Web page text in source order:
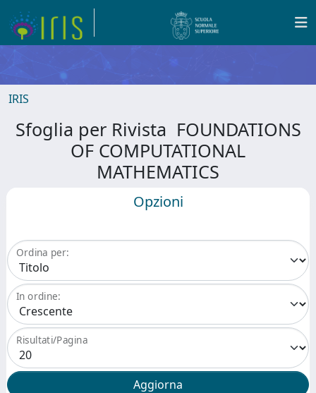
IRIS
Sfoglia per Rivista FOUNDATIONS
OF COMPUTATIONAL
MATHEMATICS
Opzioni
Ordina per:
In ordine:
Risultati/Pagina